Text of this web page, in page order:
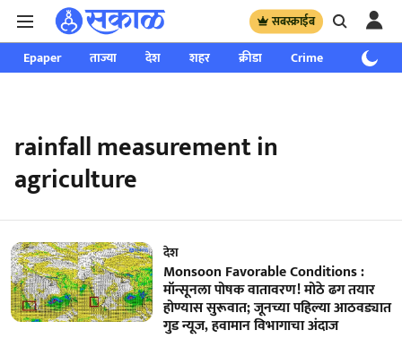
सबस्क्राईब
Epaper ताज्या देश शहर क्रीडा Crime साप्ताहिक
rainfall measurement in
agriculture
देश
Monsoon Favorable Conditions :
मॉन्सूनला पोषक वातावरण! मोठे ढग तयार
होण्यास सुरूवात; जूनच्या पहिल्या आठवड्यात
गुड न्यूज, हवामान विभागाचा अंदाज